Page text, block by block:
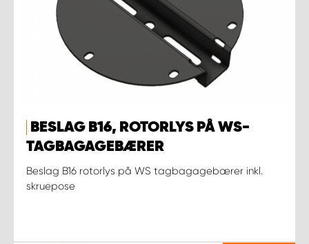
BESLAG B16, ROTORLYS PÅ WS-
TAGBAGAGEBÆRER
Beslag B16 rotorlys på WS tagbagagebærer inkl.
skruepose